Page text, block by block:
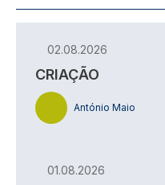
02.08.2026
CRIAÇÃO
António Maio
01.08.2026